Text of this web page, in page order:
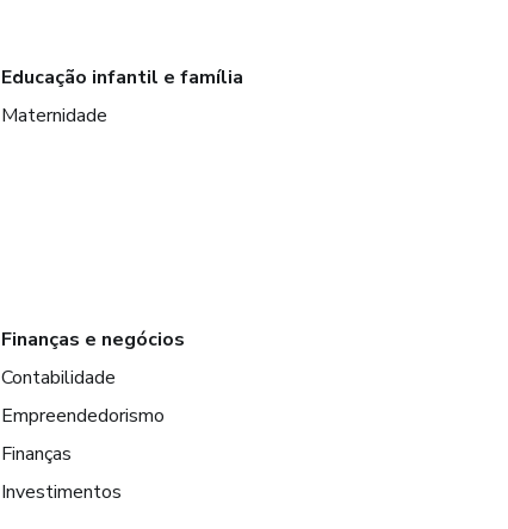
Educação infantil e família
Maternidade
Finanças e negócios
Contabilidade
Empreendedorismo
Finanças
Investimentos